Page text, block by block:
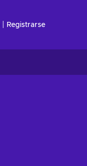
Registrarse